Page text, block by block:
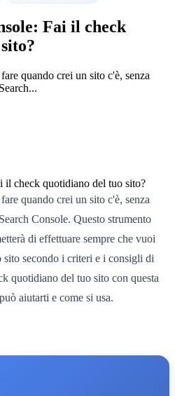
Fai il check
quando crei un sito c'è, senza
quando crei un sito c'è, senza
Console. Questo strumento
di effettuare sempre che vuoi
sito secondo i criteri e i consigli di
quotidiano del tuo sito con questa
aiutarti e come si usa.